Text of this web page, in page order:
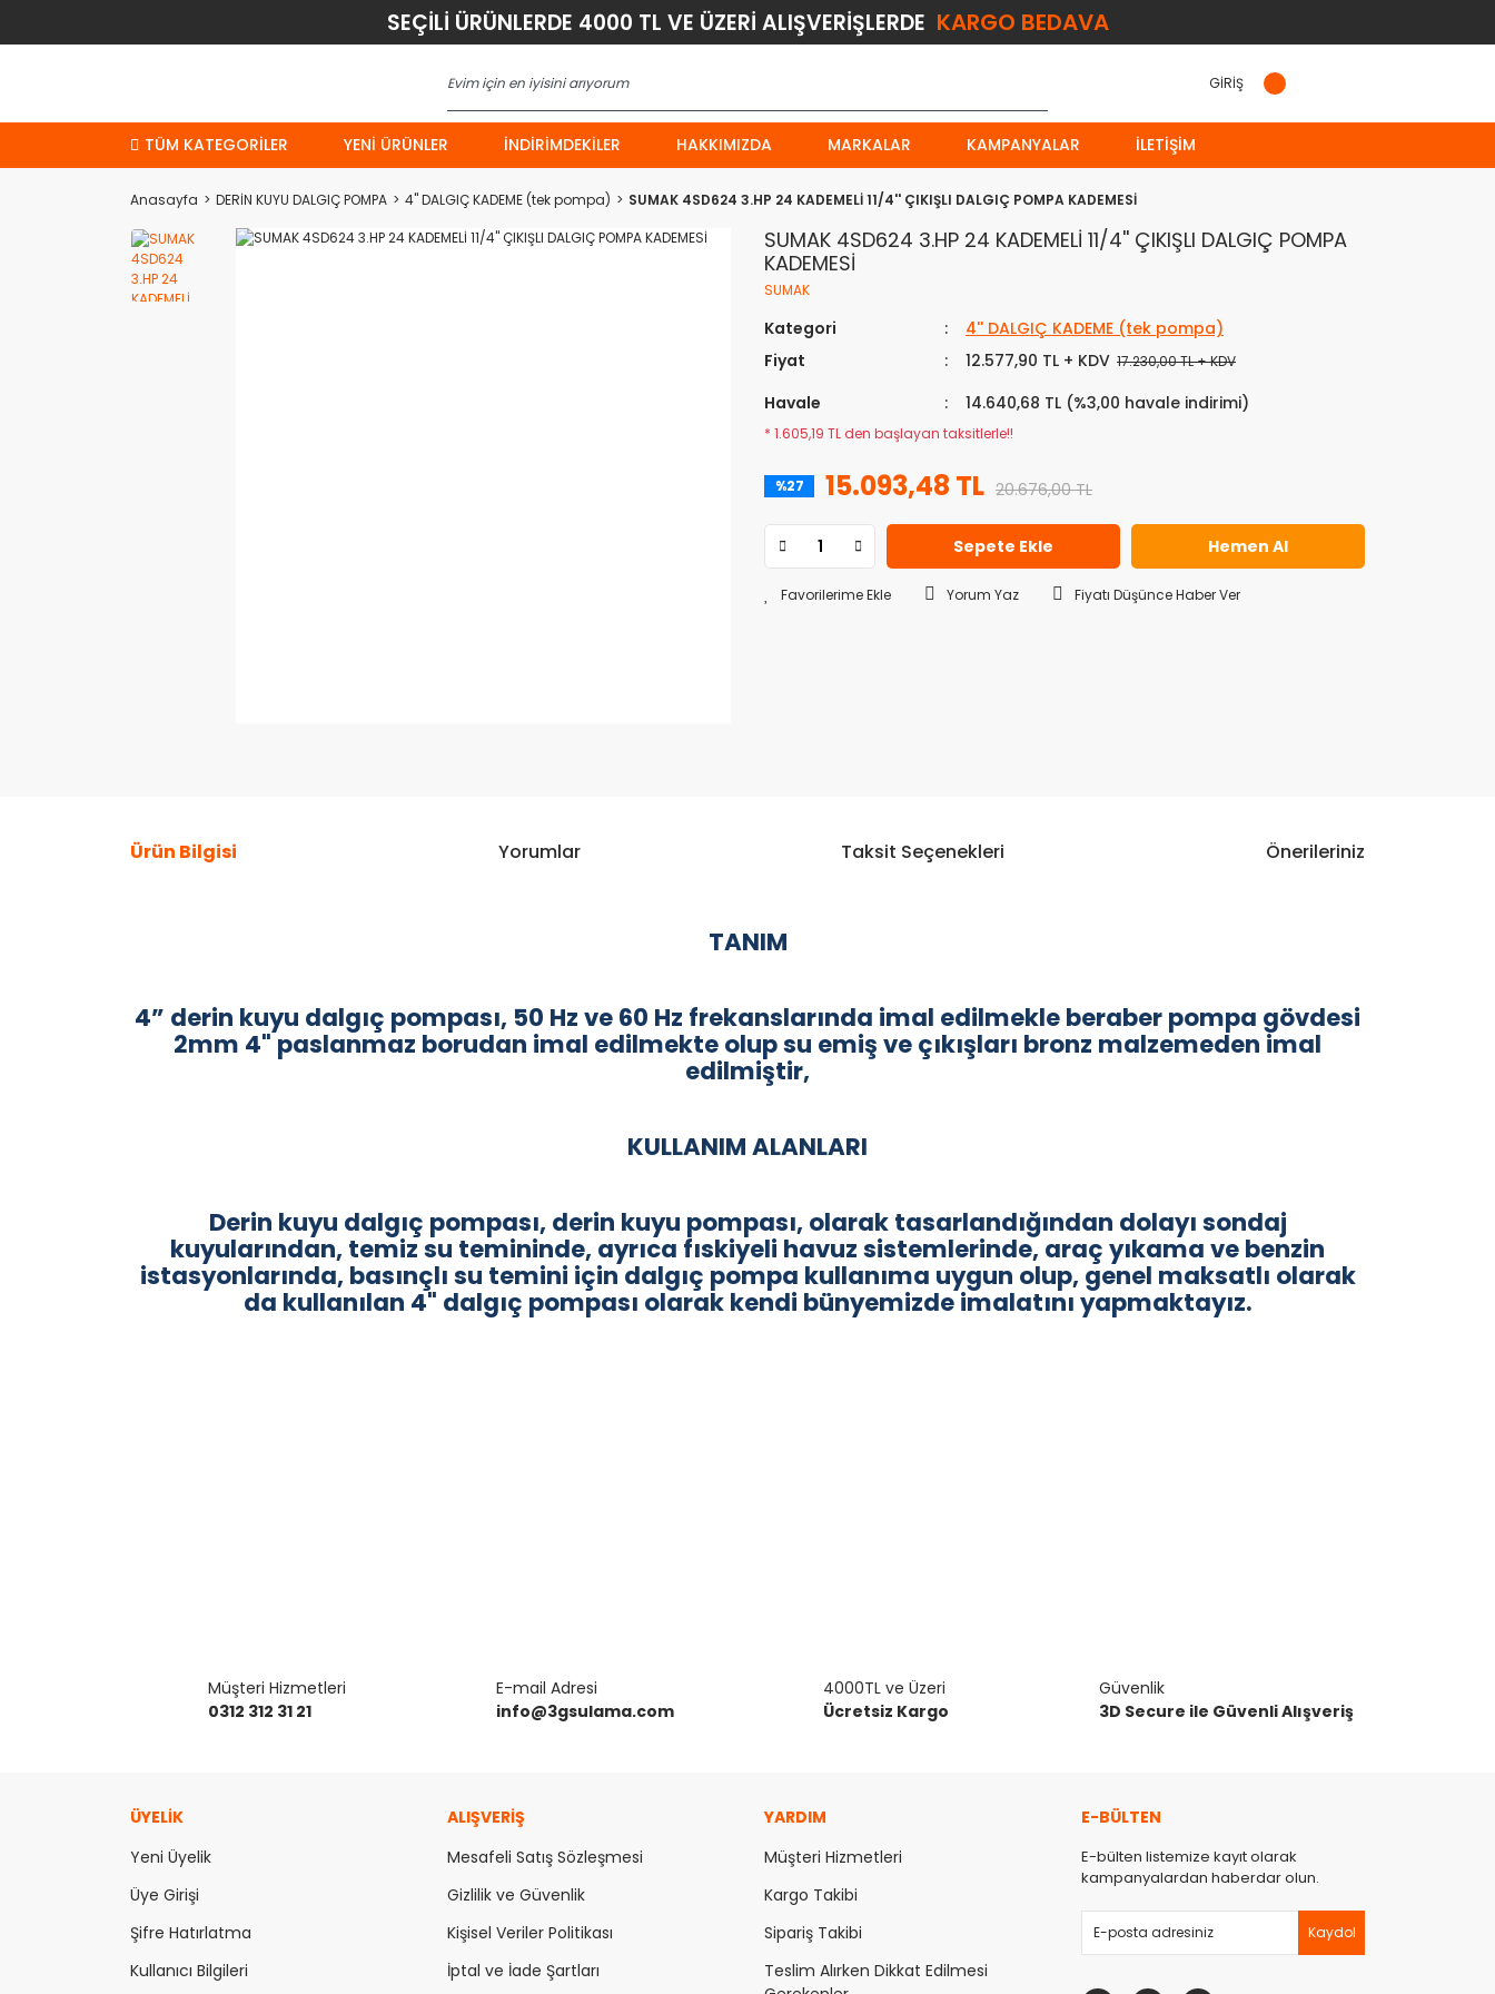
SEÇİLİ ÜRÜNLERDE 4000 TL VE ÜZERİ ALIŞVERİŞLERDE KARGO BEDAVA
GİRİŞ
TÜM KATEGORİLER YENI ÜRÜNLER İNDIRIMDEKILER HAKKIMIZDA MARKALAR KAMPANYALAR İLETIŞIM
Anasayfa DERİN KUYU DALGIÇ POMPA 4'' DALGIÇ KADEME (tek pompa) SUMAK 4SD624 3.HP 24 KADEMELİ 11/4'' ÇIKIŞLI DALGIÇ POMPA KADEMESİ
SUMAK 4SD624 3.HP 24 KADEMELİ 11/4'' ÇIKIŞLI DALGIÇ POMPA
KADEMESİ
SUMAK
Kategori
4'' DALGIÇ KADEME (tek pompa)
Fiyat
12.577,90 TL + KDV 17.230,00 TL + KDV
Havale 14.640,68 TL (%3,00 havale indirimi)
* 1.605,19 TL den başlayan taksitlerle!!
%27 15.093,48 TL 20.676,00 TL
Sepete Ekle Hemen Al
Yorum Yaz Fiyatı Düşünce Haber Ver
Ürün Bilgisi Yorumlar Taksit Seçenekleri Önerileriniz
TANIM
4” derin kuyu dalgıç pompası, 50 Hz ve 60 Hz frekanslarında imal edilmekle beraber pompa gövdesi
2mm 4" paslanmaz borudan imal edilmekte olup su emiş ve çıkışları bronz malzemeden imal
edilmiştir,
KULLANIM ALANLARI
Derin kuyu dalgıç pompası, derin kuyu pompası, olarak tasarlandığından dolayı sondaj
kuyularından, temiz su temininde, ayrıca fıskiyeli havuz sistemlerinde, araç yıkama ve benzin
istasyonlarında, basınçlı su temini için dalgıç pompa kullanıma uygun olup, genel maksatlı olarak
da kullanılan 4" dalgıç pompası olarak kendi bünyemizde imalatını yapmaktayız.
Bu ürüne ilk yorumu siz yapın!
Ürün fiyatı diğer sitelerden daha pahalı.
Bu ürüne benzer farklı alternatifler olmalı.
Müşteri Hizmetleri
0312 312 31 21
E-mail Adresi
info@3gsulama.com
4000TL ve Üzeri
Ücretsiz Kargo
Güvenlik
3D Secure ile Güvenli Alışveriş
ÜYELİK
Yeni Üyelik
Üye Girişi
Şifre Hatırlatma
Kullanıcı Bilgileri
ALIŞVERİŞ
Mesafeli Satış Sözleşmesi
Gizlilik ve Güvenlik
Kişisel Veriler Politikası
İptal ve İade Şartları
YARDIM
Müşteri Hizmetleri
Kargo Takibi
Sipariş Takibi
Teslim Alırken Dikkat Edilmesi
E-BÜLTEN
E-bülten listemize kayıt olarak
kampanyalardan haberdar olun.
Kaydol